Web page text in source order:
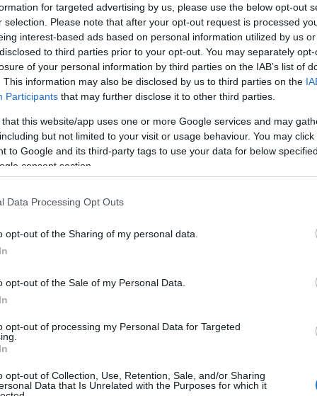
for targeted advertising by us, please use the below opt-out
selection. Please note that after your opt-out request is processed
interest-based ads based on personal information utilized by us
to third parties prior to your opt-out. You may separately
of your personal information by third parties on the IAB’s list of
This information may also be disclosed by us to third parties on the
Participants that may further disclose it to other third parties.
that this website/app uses one or more Google services and may
but not limited to your visit or usage behaviour. You may
to Google and its third-party tags to use your data for below
consent section.
Data Processing Opt Outs
opt-out of the Sharing of my personal data.
opt-out of the Sale of my Personal Data.
opt-out of processing my Personal Data for Targeted
opt-out of Collection, Use, Retention, Sale, and/or Sharing
Data that Is Unrelated with the Purposes for which it
che i nostri connazionali dovettero
portarsi a un livello dignitoso di benessere.
con altri giovani è il vecchio Giuseppe,
emigrare per farsi un posto nella vita.
col quale si intratterrà per chiarire
narrazione prosegue con il giovane Mario, in
fenomeni delinquenziali. Ospite degli zii
si redimerà e conoscerà l’amore grazie alla
ritrovati. Saranno soprattutto le donne
varie comunità belghe organizzando
a favore dei bisognosi.
sul Dio unico e certo, e spiega che la
del dono divino che conferma l’esistenza
nella vita è vano se verrà speso in opere
nella comune vicenda terrena e si radica
L’ingresso è libero e gratuito, ma è
26710 La Rassegna Letteraria “Primavera
dell’assessorato della Pubblica
Spettacolo e Sport della Regione.